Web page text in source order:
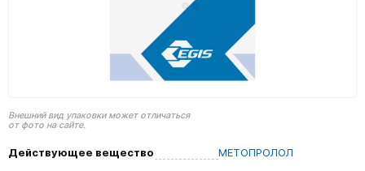
Внешний вид упаковки может отличаться
от фото на сайте.
Действующее вещество
МЕТОПРОЛОЛ